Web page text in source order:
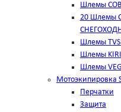
Шлемы
20 Шлемы
Шлемы TVS
Шлемы
Шлемы
Мотоэкипировка
Перчатки
Защита